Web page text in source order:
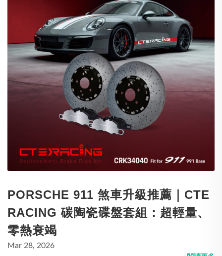
PORSCHE 911 煞車升級推薦｜CTE
RACING 碳陶瓷碟盤套組：超輕量、
零熱衰竭
Mar 28, 2026